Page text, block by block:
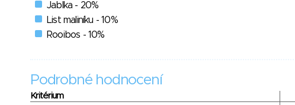
Jablka - 20%
List maliníku - 10%
Rooibos - 10%
Podrobné hodnocení
Kritérium